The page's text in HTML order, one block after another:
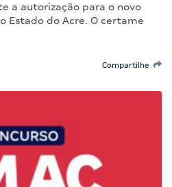
a autorização para o novo
Estado do Acre. O certame
Compartilhe